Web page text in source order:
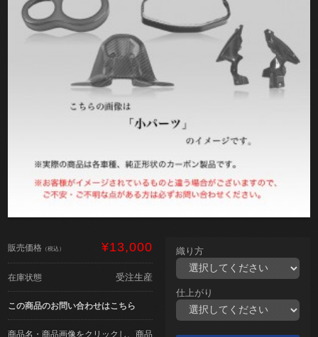
販売価格 （税込） ¥13,000
在庫状態 受注生産
この商品のお問い合わせはこちら
商品名・商品画像をクリックし、商品
織り方
仕上がり